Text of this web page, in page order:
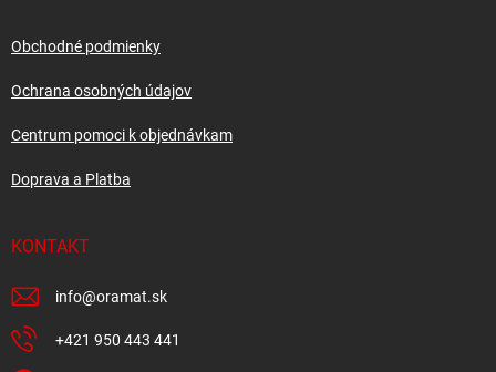
Obchodné podmienky
Ochrana osobných údajov
Centrum pomoci k objednávkam
Doprava a Platba
KONTAKT
info@oramat.sk
+421 950 443 441